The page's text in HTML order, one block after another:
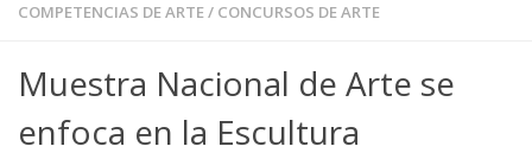
COMPETENCIAS DE ARTE/ CONCURSOS DE ARTE
Muestra Nacional de Arte se
enfoca en la Escultura